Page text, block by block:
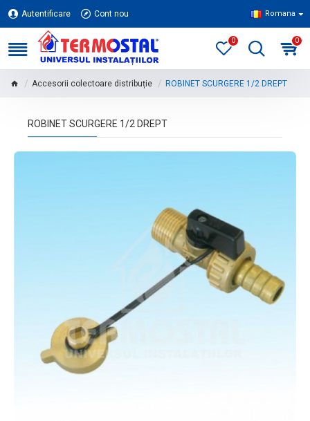
Autentificare Cont nou Romana
0 0
Accesorii colectoare distribuție ROBINET SCURGERE 1/2 DREPT
ROBINET SCURGERE 1/2 DREPT